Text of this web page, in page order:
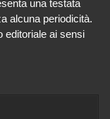
una testata
alcuna periodicità.
editoriale ai sensi